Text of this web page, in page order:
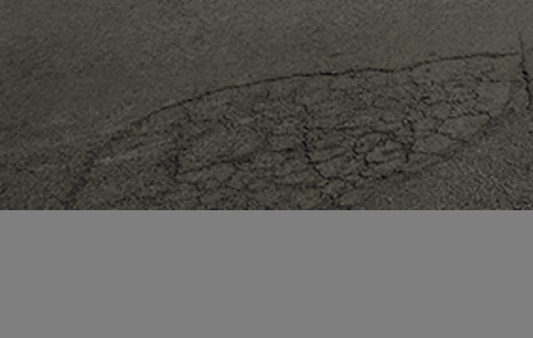
Od 81 900 zł
Yaris Cross